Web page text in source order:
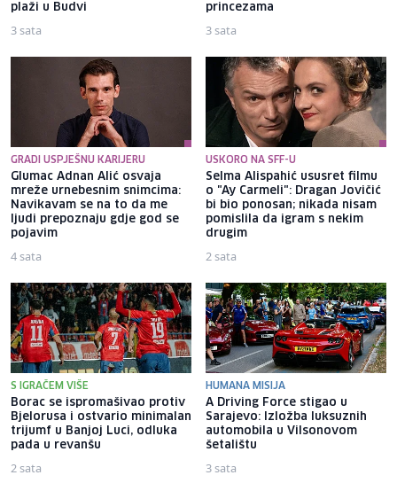
plaži u Budvi
3 sata
princezama
3 sata
GRADI USPJEŠNU KARIJERU
Glumac Adnan Alić osvaja
mreže urnebesnim snimcima:
Navikavam se na to da me
ljudi prepoznaju gdje god se
pojavim
4 sata
USKORO NA SFF-U
Selma Alispahić ususret filmu
o "Ay Carmeli": Dragan Jovičić
bi bio ponosan; nikada nisam
pomislila da igram s nekim
drugim
2 sata
S IGRAČEM VIŠE
Borac se ispromašivao protiv
Bjelorusa i ostvario minimalan
trijumf u Banjoj Luci, odluka
pada u revanšu
2 sata
HUMANA MISIJA
A Driving Force stigao u
Sarajevo: Izložba luksuznih
automobila u Vilsonovom
šetalištu
3 sata